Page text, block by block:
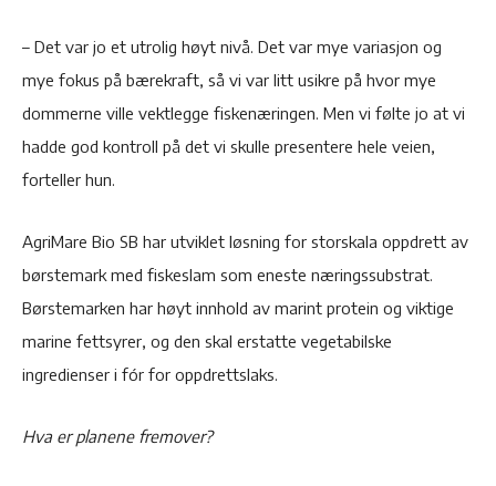
– Det var jo et utrolig høyt nivå. Det var mye variasjon og
mye fokus på bærekraft, så vi var litt usikre på hvor mye
dommerne ville vektlegge fiskenæringen. Men vi følte jo at vi
hadde god kontroll på det vi skulle presentere hele veien,
forteller hun.
AgriMare Bio SB har utviklet løsning for storskala oppdrett av
børstemark med fiskeslam som eneste næringssubstrat.
Børstemarken har høyt innhold av marint protein og viktige
marine fettsyrer, og den skal erstatte vegetabilske
ingredienser i fór for oppdrettslaks.
Hva er planene fremover?